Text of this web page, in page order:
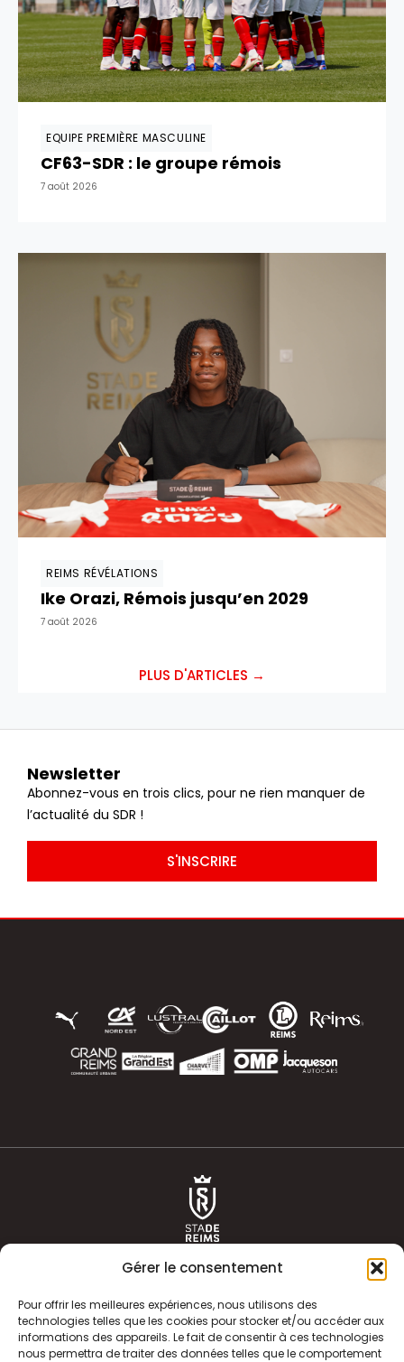
Gérer le consentement
Pour offrir les meilleures expériences, nous utilisons des
technologies telles que les cookies pour stocker et/ou accéder aux
informations des appareils. Le fait de consentir à ces technologies
nous permettra de traiter des données telles que le comportement
EQUIPE PREMIÈRE MASCULINE
CF63-SDR : le groupe rémois
7 août 2026
REIMS RÉVÉLATIONS
Ike Orazi, Rémois jusqu’en 2029
7 août 2026
PLUS D'ARTICLES →
Newsletter
Abonnez-vous en trois clics, pour ne rien manquer de
l’actualité du SDR !
S'INSCRIRE
ACTUALITÉS HISTOIRE